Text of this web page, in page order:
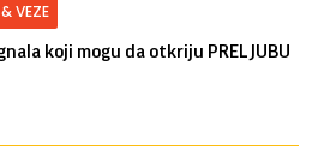
VEZE
koji mogu da otkriju PRELJUBU